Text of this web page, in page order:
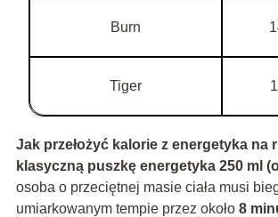
Burn
Tiger
Jak przełożyć kalorie z energetyka na
klasyczną puszkę energetyka 250 ml
osoba o przeciętnej masie ciała musi
umiarkowanym tempie przez około 8